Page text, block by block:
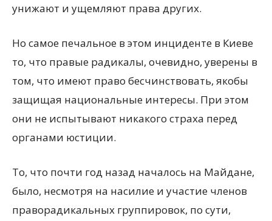
унижают и ущемляют права других.
Но самое печальное в этом инциденте в Киеве
то, что правые радикалы, очевидно, уверены в
том, что имеют право бесчинствовать, якобы
защищая национальные интересы. При этом
они не испытывают никакого страха перед
органами юстиции.
То, что почти год назад началось на Майдане,
было, несмотря на насилие и участие членов
праворадикальных группировок, по сути,